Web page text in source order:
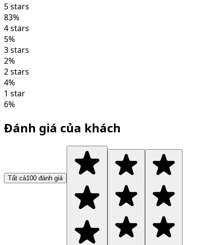
5 stars
83%
4 stars
5%
3 stars
2%
2 stars
4%
1 star
6%
Đánh giá của khách
Tất cả100 đánh giá